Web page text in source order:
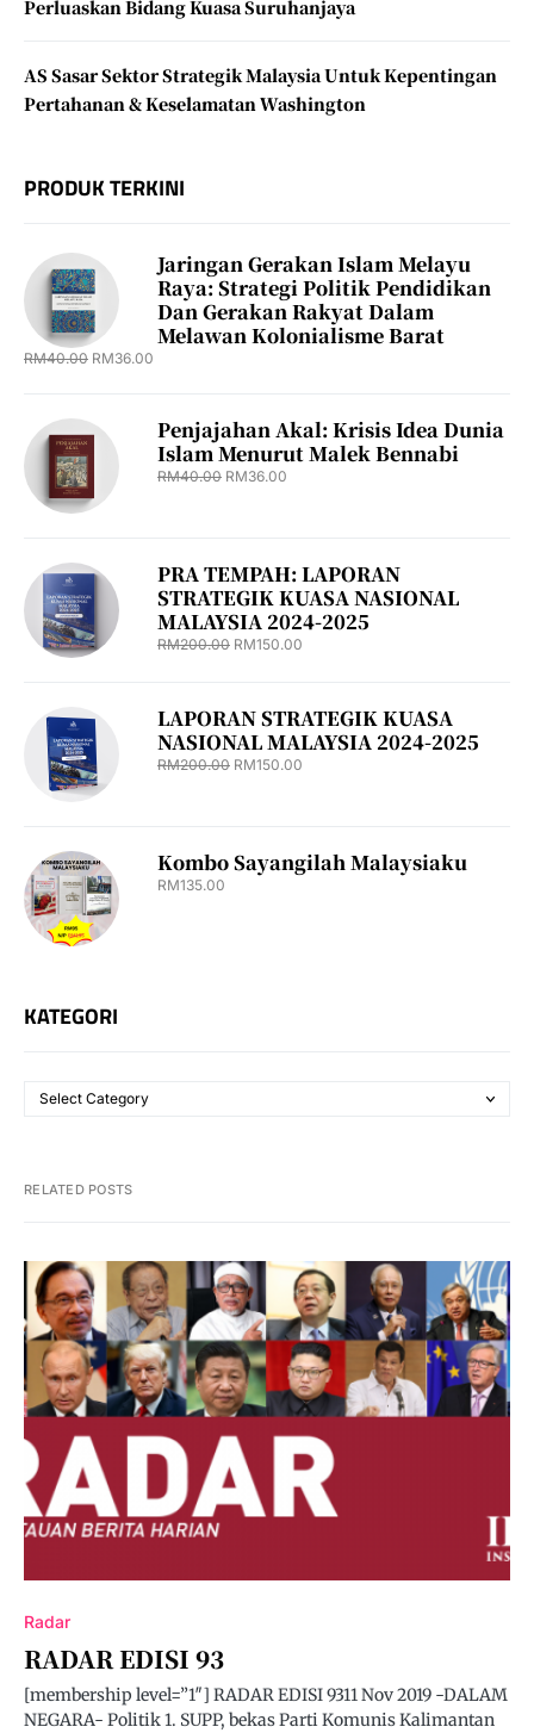
Perluaskan Bidang Kuasa Suruhanjaya
AS Sasar Sektor Strategik Malaysia Untuk Kepentingan
Pertahanan & Keselamatan Washington
PRODUK TERKINI
Jaringan Gerakan Islam Melayu
Raya: Strategi Politik Pendidikan
Dan Gerakan Rakyat Dalam
Melawan Kolonialisme Barat
RM40.00 RM36.00
Penjajahan Akal: Krisis Idea Dunia
Islam Menurut Malek Bennabi
RM40.00 RM36.00
PRA TEMPAH: LAPORAN
STRATEGIK KUASA NASIONAL
MALAYSIA 2024-2025
RM200.00 RM150.00
LAPORAN STRATEGIK KUASA
NASIONAL MALAYSIA 2024-2025
RM200.00 RM150.00
Kombo Sayangilah Malaysiaku
RM135.00
KATEGORI
RELATED POSTS
Radar
RADAR EDISI 93
[membership level=”1″] RADAR EDISI 9311 Nov 2019 -DALAM
NEGARA- Politik 1. SUPP, bekas Parti Komunis Kalimantan